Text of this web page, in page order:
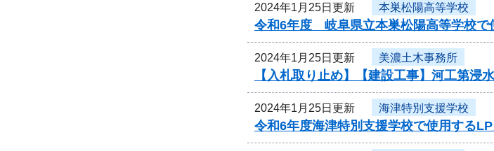
2024年1月25日更新 本巣松陽高等学校
令和6年度 岐阜県立本巣松陽高等学校で
2024年1月25日更新 美濃土木事務所
【入札取り止め】【建設工事】河工第
2024年1月25日更新 海津特別支援学校
令和6年度海津特別支援学校で使用する